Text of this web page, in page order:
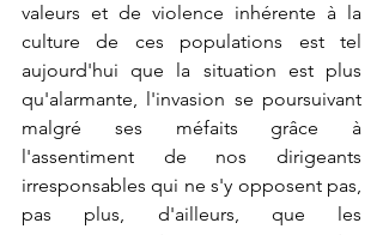
valeurs et de violence inhérente à la
culture de ces populations est tel
aujourd'hui que la situation est plus
qu'alarmante, l'invasion se poursuivant
malgré ses méfaits grâce à
l'assentiment de nos dirigeants
irresponsables qui ne s'y opposent pas,
pas plus, d'ailleurs, que les